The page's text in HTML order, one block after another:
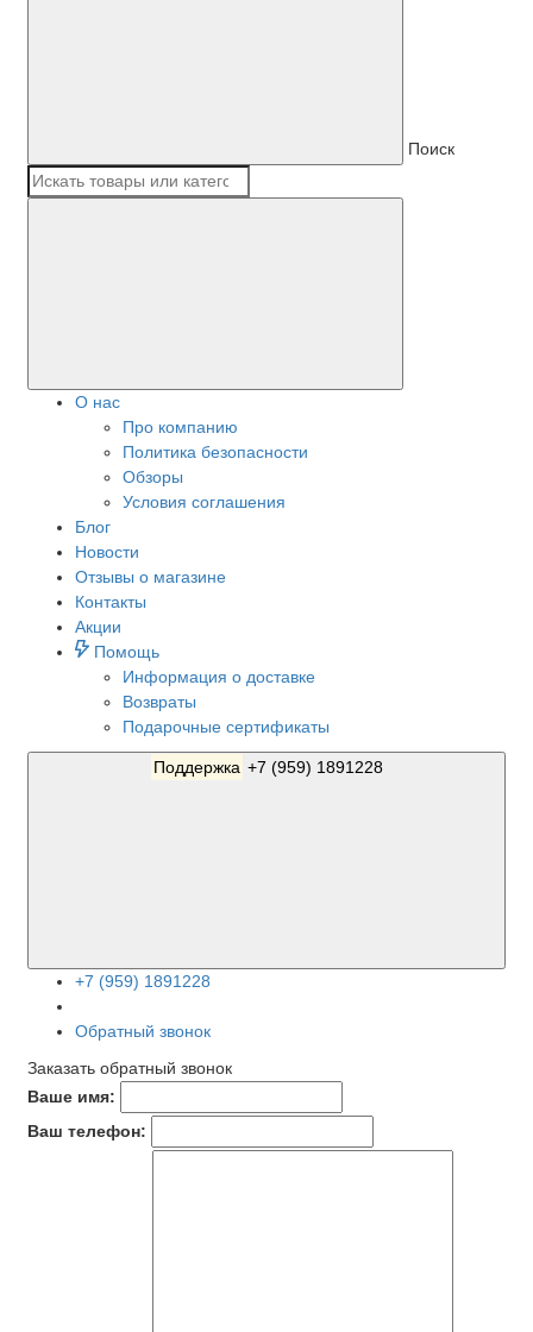
Поиск
О нас
Про компанию
Политика безопасности
Обзоры
Условия соглашения
Блог
Новости
Отзывы о магазине
Контакты
Акции
Помощь
Информация о доставке
Возвраты
Подарочные сертификаты
Поддержка +7 (959) 1891228
+7 (959) 1891228
Обратный звонок
Заказать обратный звонок
Ваше имя:
Ваш телефон: